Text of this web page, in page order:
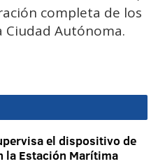
completa de los
Ciudad Autónoma.
el dispositivo de
la Estación Marítima